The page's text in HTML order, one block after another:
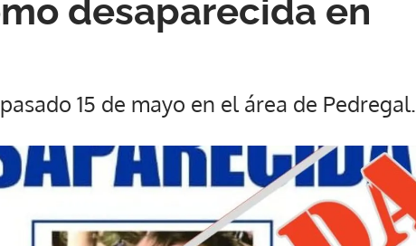
desaparecida en
15 de mayo en el área de Pedregal.